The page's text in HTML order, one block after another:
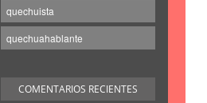
quechuista
quechuahablante
COMENTARIOS RECIENTES